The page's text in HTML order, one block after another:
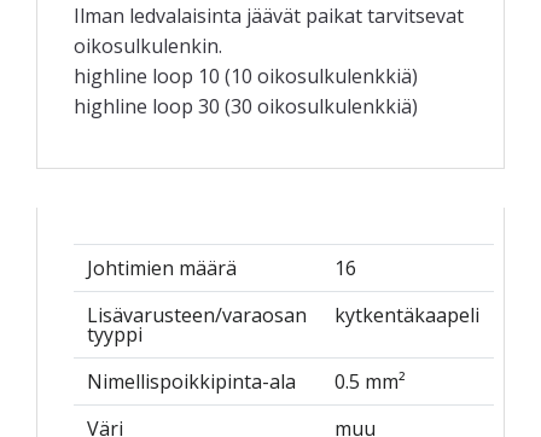
Ilman ledvalaisinta jäävät paikat tarvitsevat
oikosulkulenkin.
highline loop 10 (10 oikosulkulenkkiä)
highline loop 30 (30 oikosulkulenkkiä)
Johtimien määrä
16
Lisävarusteen/varaosan
tyyppi
kytkentäkaapeli
Nimellispoikkipinta-ala
0.5 mm²
Väri
muu